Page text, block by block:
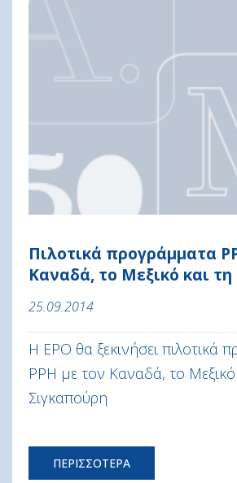
Πιλοτικά προγράμματα
Καναδά, το Μεξικό και
25.09.2014
Η EPO θα ξεκινήσει πιλοτικά
PPH με τον Καναδά, το Μεξικό
Σιγκαπούρη
ΠΕΡΙΣΣΟΤΕΡΑ